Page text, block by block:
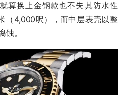
算换上金钢款也不失其防水性
（4,000呎），而中层表壳以整
蚀。